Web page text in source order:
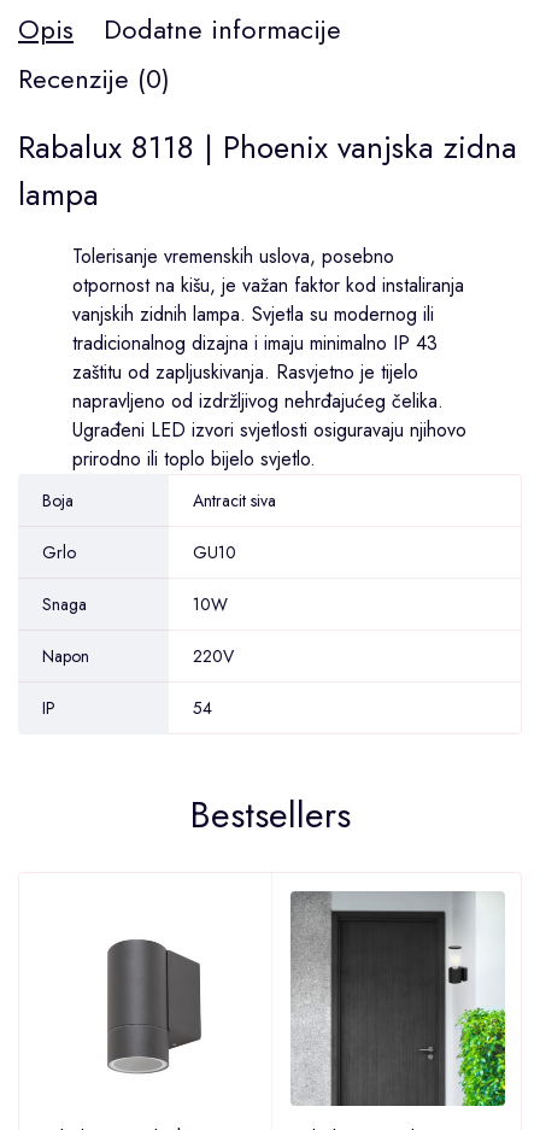
Opis
Dodatne informacije
Recenzije (0)
Rabalux 8118 | Phoenix vanjska zidna
lampa
Tolerisanje vremenskih uslova, posebno
otpornost na kišu, je važan faktor kod instaliranja
vanjskih zidnih lampa. Svjetla su modernog ili
tradicionalnog dizajna i imaju minimalno IP 43
zaštitu od zapljuskivanja. Rasvjetno je tijelo
napravljeno od izdržljivog nehrđajućeg čelika.
Ugrađeni LED izvori svjetlosti osiguravaju njihovo
prirodno ili toplo bijelo svjetlo.
Boja Antracit siva
Grlo GU10
Snaga 10W
Napon 220V
IP 54
Bestsellers